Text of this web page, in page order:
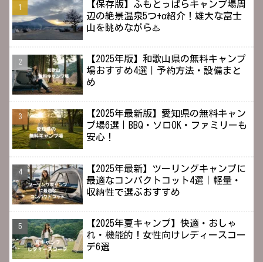
【保存版】ふもとっぱらキャンプ場周
辺の絶景温泉5つ+α紹介！雄大な富士
山を眺めながら♨️
【2025年版】和歌山県の無料キャンプ
場おすすめ4選｜予約方法・設備まと
め
【2025年最新版】愛知県の無料キャン
プ場6選｜BBQ・ソロOK・ファミリーも
安心！
【2025年最新】ツーリングキャンプに
最適なコンパクトコット4選｜軽量・
収納性で選ぶおすすめ
【2025年夏キャンプ】快適・おしゃ
れ・機能的！女性向けレディースコー
デ6選